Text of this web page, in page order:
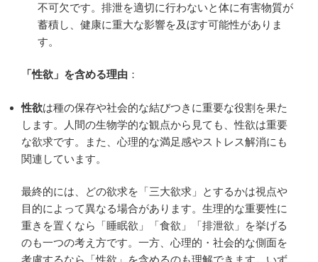
不可欠です。排泄を適切に行わないと体に有害物質が
蓄積し、健康に重大な影響を及ぼす可能性がありま
す。
「性欲」を含める理由 ：
性欲は種の保存や社会的な結びつきに重要な役割を果た
します。人間の生物学的な観点から見ても、性欲は重要
な欲求です。また、心理的な満足感やストレス解消にも
関連しています。
最終的には、どの欲求を「三大欲求」とするかは視点や
目的によって異なる場合があります。生理的な重要性に
重きを置くなら「睡眠欲」「食欲」「排泄欲」を挙げる
のも一つの考え方です。一方、心理的・社会的な側面を
考慮するなら「性欲」を含めるのも理解できます。いず